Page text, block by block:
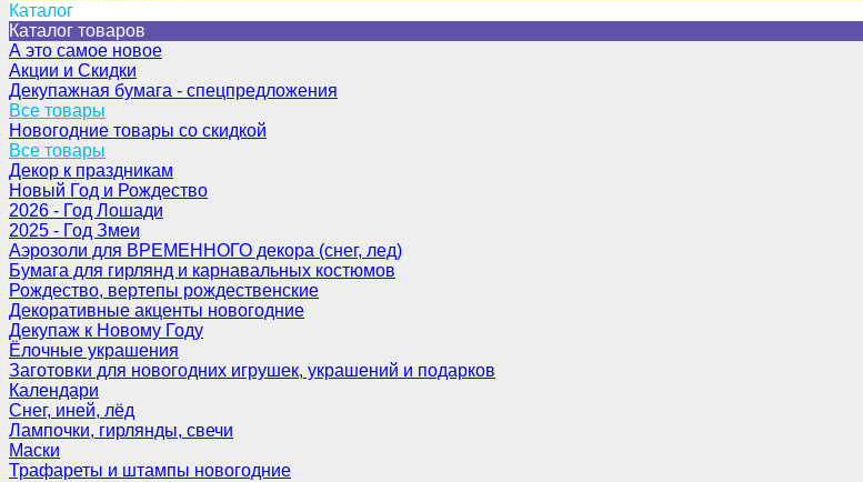
Каталог
Каталог товаров
А это самое новое
Акции и Скидки
Декупажная бумага - спецпредложения
Все товары
Новогодние товары со скидкой
Все товары
Декор к праздникам
Новый Год и Рождество
2026 - Год Лошади
2025 - Год Змеи
Аэрозоли для ВРЕМЕННОГО декора (снег, лед)
Бумага для гирлянд и карнавальных костюмов
Рождество, вертепы рождественские
Декоративные акценты новогодние
Декупаж к Новому Году
Ёлочные украшения
Заготовки для новогодних игрушек, украшений и подарков
Календари
Снег, иней, лёд
Лампочки, гирлянды, свечи
Маски
Трафареты и штампы новогодние